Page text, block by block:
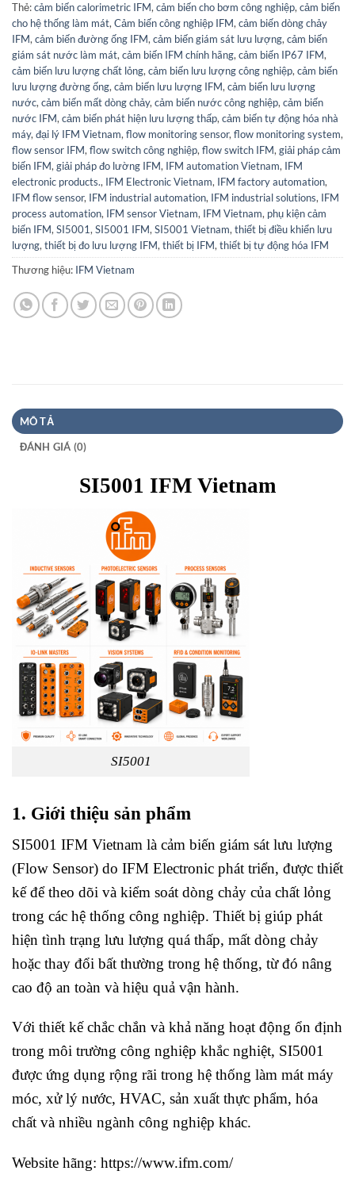
Thẻ:cảm biến calorimetric IFM,cảm biến cho bơm công nghiệp,cảm biến
cho hệ thống làm mát,Cảm biến công nghiệp IFM,cảm biến dòng chảy
IFM,cảm biến đường ống IFM,cảm biến giám sát lưu lượng,cảm biến
giám sát nước làm mát,cảm biến IFM chính hãng,cảm biến IP67 IFM,
cảm biến lưu lượng chất lỏng,cảm biến lưu lượng công nghiệp,cảm biến
lưu lượng đường ống,cảm biến lưu lượng IFM,cảm biến lưu lượng
nước,cảm biến mất dòng chảy,cảm biến nước công nghiệp,cảm biến
nước IFM,cảm biến phát hiện lưu lượng thấp,cảm biến tự động hóa nhà
máy,đại lý IFM Vietnam,flow monitoring sensor,flow monitoring system,
flow sensor IFM,flow switch công nghiệp,flow switch IFM,giải pháp cảm
biến IFM,giải pháp đo lường IFM, IFM automation Vietnam, IFM
electronic products., IFM Electronic Vietnam, IFM factory automation,
IFM flow sensor, IFM industrial automation, IFM industrial solutions, IFM
process automation, IFM sensor Vietnam, IFM Vietnam, phụ kiện cảm
biến IFM,SI5001,SI5001 IFM,SI5001 Vietnam,thiết bị điều khiển lưu
lượng,thiết bị đo lưu lượng IFM,thiết bị IFM,thiết bị tự động hóa IFM
Thương hiệu: IFM Vietnam
MÔ TẢ
ĐÁNH GIÁ (0)
SI5001 IFM Vietnam
SI5001
1. Giới thiệu sản phẩm
SI5001 IFM Vietnam là cảm biến giám sát lưu lượng
(Flow Sensor) do IFM Electronic phát triển, được thiết
kế để theo dõi và kiểm soát dòng chảy của chất lỏng
trong các hệ thống công nghiệp. Thiết bị giúp phát
hiện tình trạng lưu lượng quá thấp, mất dòng chảy
hoặc thay đổi bất thường trong hệ thống, từ đó nâng
cao độ an toàn và hiệu quả vận hành.
Với thiết kế chắc chắn và khả năng hoạt động ổn định
trong môi trường công nghiệp khắc nghiệt, SI5001
được ứng dụng rộng rãi trong hệ thống làm mát máy
móc, xử lý nước, HVAC, sản xuất thực phẩm, hóa
chất và nhiều ngành công nghiệp khác.
Website hãng: https://www.ifm.com/